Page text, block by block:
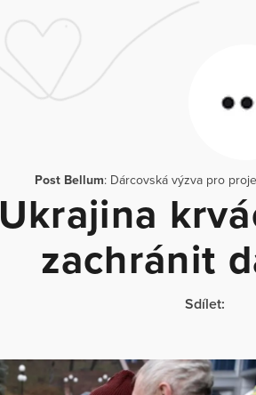
Post Bellum: Dárcovská výzva pro
Ukrajina
zachránit
Sdílet: